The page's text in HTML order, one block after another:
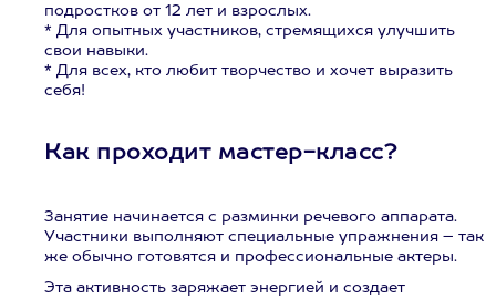
подростков от 12 лет и взрослых.
* Для опытных участников, стремящихся улучшить
свои навыки.
* Для всех, кто любит творчество и хочет выразить
себя!
Как проходит мастер-класс?
Занятие начинается с разминки речевого аппарата.
Участники выполняют специальные упражнения – так
же обычно готовятся и профессиональные актеры.
Эта активность заряжает энергией и создает